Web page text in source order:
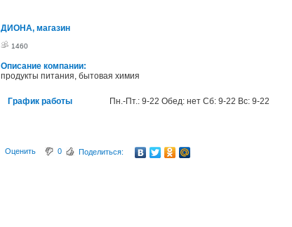
ДИОНА, магазин
1460
Описание компании:
продукты питания, бытовая химия
График работы Пн.-Пт.: 9-22 Обед: нет Сб: 9-22 Вс: 9-22
Оценить 0 Поделиться: